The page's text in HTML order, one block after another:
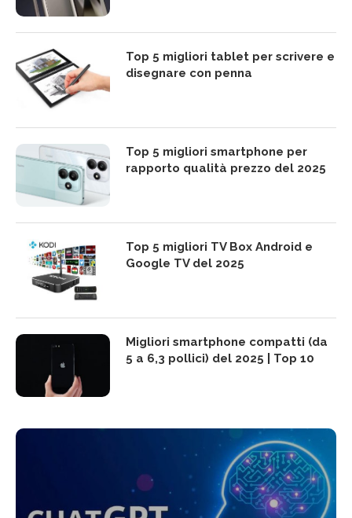
Top 5 migliori tablet per scrivere e
disegnare con penna
Top 5 migliori smartphone per
rapporto qualità prezzo del 2025
Top 5 migliori TV Box Android e
Google TV del 2025
Migliori smartphone compatti (da
5 a 6,3 pollici) del 2025 | Top 10